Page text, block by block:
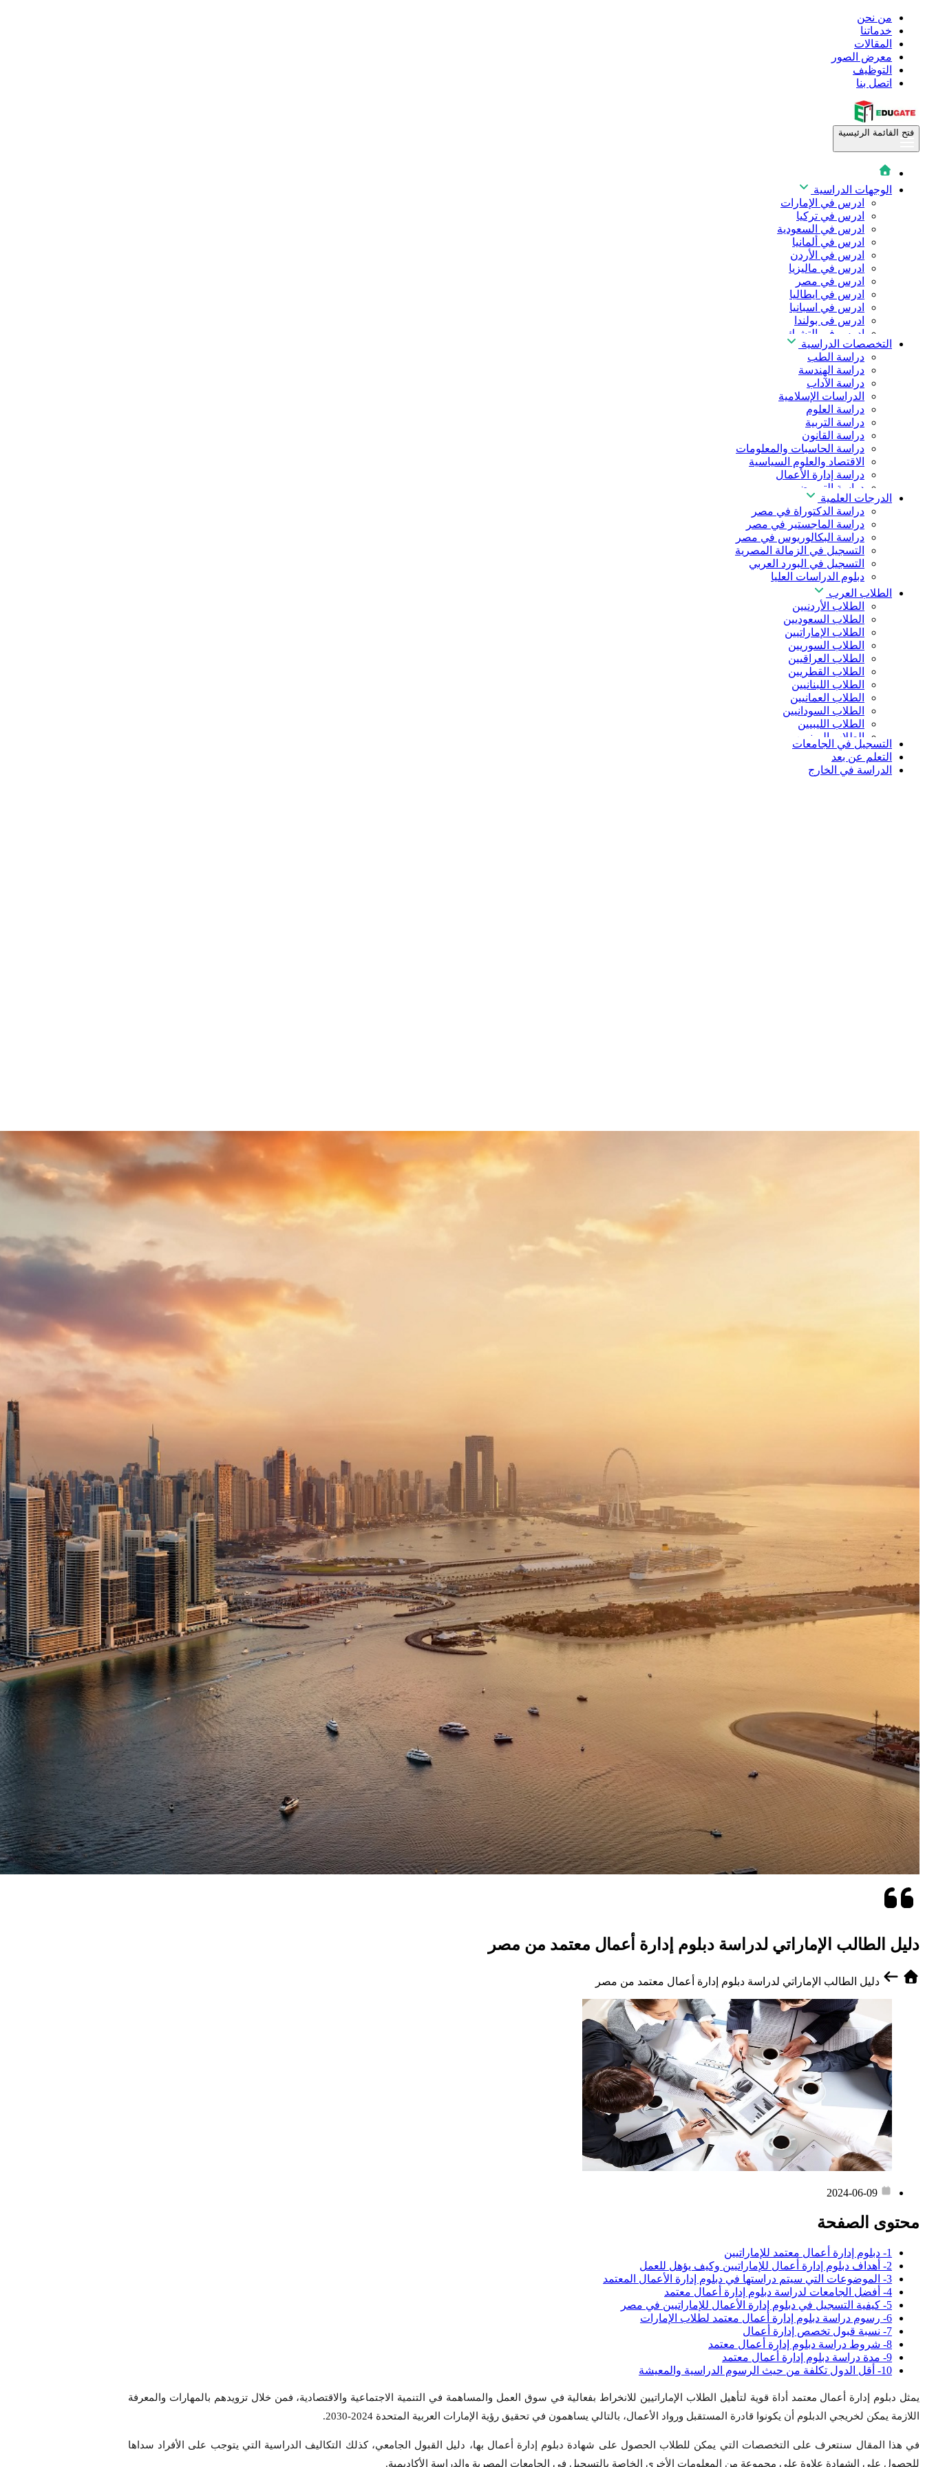
من نحن
خدماتنا
المقالات
معرض الصور
التوظيف
اتصل بنا
فتح القائمة الرئيسية
الوجهات الدراسية
ادرس في الإمارات
ادرس في تركيا
ادرس في السعودية
ادرس في ألمانيا
ادرس في الأردن
ادرس في ماليزيا
ادرس في مصر
ادرس في ايطاليا
ادرس في اسبانيا
ادرس فى بولندا
ادرس فى التشيك
ادرس في المجر
ادرس في الصين
التخصصات الدراسية
دراسة الطب
دراسة الهندسة
دراسة الآداب
الدراسات الإسلامية
دراسة العلوم
دراسة التربية
دراسة القانون
دراسة الحاسبات والمعلومات
الاقتصاد والعلوم السياسية
دراسة إدارة الأعمال
دراسة التمريض
دراسة طب الأسنان
دراسة الصيدلة
دراسة العلوم الصحية
دراسة العلاج الطبيعي
دراسة الذكاء الاصطناعي
دراسة الأمن السيبراني
الدرجات العلمية
دراسة الدكتوراة في مصر
دراسة الماجستير في مصر
دراسة البكالوريوس في مصر
التسجيل في الزمالة المصرية
التسجيل في البورد العربي
دبلوم الدراسات العليا
الطلاب العرب
الطلاب الأردنيين
الطلاب السعوديين
الطلاب الإماراتيين
الطلاب السوريين
الطلاب العراقيين
الطلاب القطريين
الطلاب اللبنانيين
الطلاب العمانيين
الطلاب السودانيين
الطلاب الليبيين
الطلاب اليمنيين
التسجيل في الجامعات
التعلم عن بعد
الدراسة في الخارج
دليل الطالب الإماراتي لدراسة دبلوم إدارة أعمال معتمد من مصر
دليل الطالب الإماراتي لدراسة دبلوم إدارة أعمال معتمد من مصر
2024-06-09
محتوى الصفحة
1- دبلوم إدارة أعمال معتمد للإماراتيين
2- أهداف دبلوم إدارة أعمال للإماراتيين وكيف يؤهل للعمل
3- الموضوعات التي سيتم دراستها في دبلوم إدارة الأعمال المعتمد
4- أفضل الجامعات لدراسة دبلوم إدارة أعمال معتمد
5- كيفية التسجيل في دبلوم إدارة الأعمال للإماراتيين في مصر
6- رسوم دراسة دبلوم إدارة أعمال معتمد لطلاب الإمارات
7- نسبة قبول تخصص إدارة أعمال
8- شروط دراسة دبلوم إدارة أعمال معتمد
9- مدة دراسة دبلوم إدارة أعمال معتمد
10- أقل الدول تكلفة من حيث الرسوم الدراسية والمعيشة
يمثل دبلوم إدارة أعمال معتمد أداة قوية لتأهيل الطلاب الإماراتيين للانخراط بفعالية في سوق العمل والمساهمة في التنمية الاجتماعية والاقتصادية، فمن خلال تزويدهم بالمهارات والمعرفة
اللازمة يمكن لخريجي الدبلوم أن يكونوا قادرة المستقبل ورواد الأعمال، بالتالي يساهمون في تحقيق رؤية الإمارات العربية المتحدة 2024-2030.
في هذا المقال سنتعرف على التخصصات التي يمكن للطلاب الحصول على شهادة دبلوم إدارة أعمال بها، دليل القبول الجامعي، كذلك التكاليف الدراسية التي يتوجب على الأفراد سداها
للحصول على الشهادة علاوة على مجموعة من المعلومات الأخرى الخاصة بالتسجيل في الجامعات المصرية والدراسة الأكاديمية.